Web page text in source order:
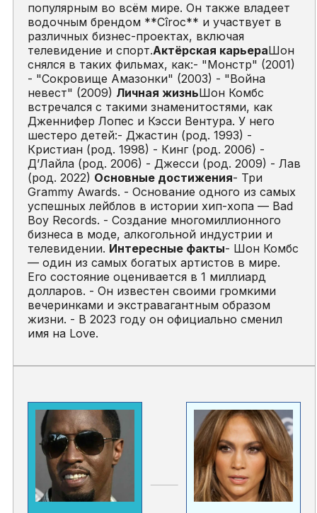
популярным во всём мире. Он также владеет
водочным брендом **Cîroc** и участвует в
различных бизнес-проектах, включая
телевидение и спорт.Актёрская карьераШон
снялся в таких фильмах, как:- "Монстр" (2001)
- "Сокровище Амазонки" (2003) - "Война
невест" (2009) Личная жизньШон Комбс
встречался с такими знаменитостями, как
Дженнифер Лопес и Кэсси Вентура. У него
шестеро детей:- Джастин (род. 1993) -
Кристиан (род. 1998) - Кинг (род. 2006) -
Д’Лайла (род. 2006) - Джесси (род. 2009) - Лав
(род. 2022) Основные достижения- Три
Grammy Awards. - Основание одного из самых
успешных лейблов в истории хип-хопа — Bad
Boy Records. - Создание многомиллионного
бизнеса в моде, алкогольной индустрии и
телевидении. Интересные факты- Шон Комбс
— один из самых богатых артистов в мире.
Его состояние оценивается в 1 миллиард
долларов. - Он известен своими громкими
вечеринками и экстравагантным образом
жизни. - В 2023 году он официально сменил
имя на Love.